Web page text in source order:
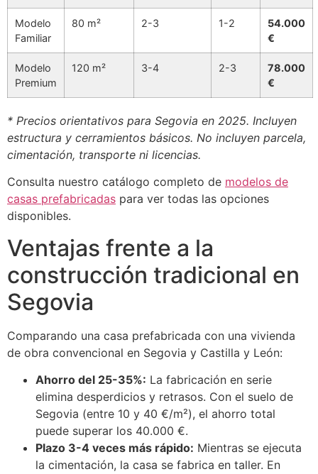
Modelo
Familiar
80 m² 2-3 1-2
54.000
€
Modelo
Premium
120 m² 3-4 2-3
78.000
€
* Precios orientativos para Segovia en 2025. Incluyen
estructura y cerramientos básicos. No incluyen parcela,
cimentación, transporte ni licencias.
Consulta nuestro catálogo completo de modelos de
casas prefabricadas para ver todas las opciones
disponibles.
Ventajas frente a la
construcción tradicional en
Segovia
Comparando una casa prefabricada con una vivienda
de obra convencional en Segovia y Castilla y León:
Ahorro del 25-35%: La fabricación en serie
elimina desperdicios y retrasos. Con el suelo de
Segovia (entre 10 y 40 €/m²), el ahorro total
puede superar los 40.000 €.
Plazo 3-4 veces más rápido: Mientras se ejecuta
la cimentación, la casa se fabrica en taller. En